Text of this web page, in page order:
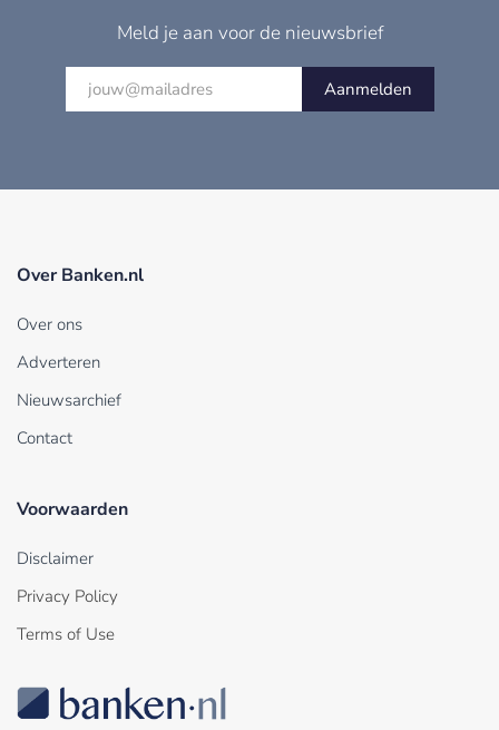
Meld je aan voor de nieuwsbrief
Aanmelden
Over Banken.nl
Over ons
Adverteren
Nieuwsarchief
Contact
Voorwaarden
Disclaimer
Privacy Policy
Terms of Use